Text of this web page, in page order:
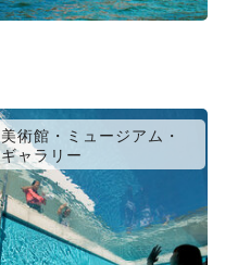
美術館・ミュージアム・
ギャラリー